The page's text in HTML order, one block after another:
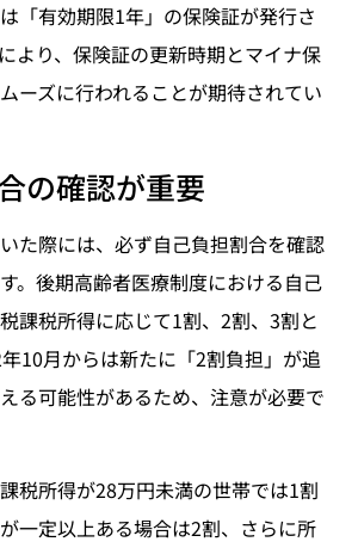
「有効期限1年」の保険証が発行さ
より、保険証の更新時期とマイナ保
ーズに行われることが期待されてい
の確認が重要
た際には、必ず自己負担割合を確認
。後期高齢者医療制度における自己
課税所得に応じて1割、2割、3割と
10月からは新たに「2割負担」が追
る可能性があるため、注意が必要で
税所得が28万円未満の世帯では1割
一定以上ある場合は2割、さらに所